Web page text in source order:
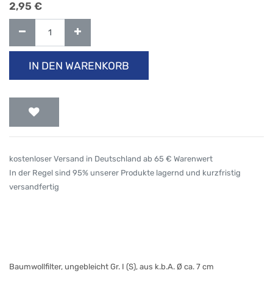
2,95 €
IN DEN WARENKORB
kostenloser Versand in Deutschland ab 65 € Warenwert
In der Regel sind 95% unserer Produkte lagernd und kurzfristig
versandfertig
Baumwollfilter, ungebleicht Gr. I (S), aus k.b.A. Ø ca. 7 cm